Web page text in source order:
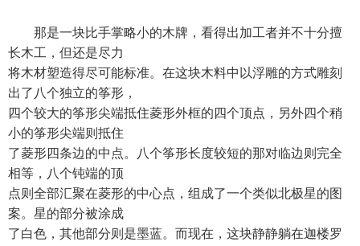
那是一块比手掌略小的木牌，看得出加工者并不十分擅
长木工，但还是尽力
将木材塑造得尽可能标准。在这块木料中以浮雕的方式雕刻
出了八个独立的筝形，
四个较大的筝形尖端抵住菱形外框的四个顶点，另外四个稍
小的筝形尖端则抵住
了菱形四条边的中点。八个筝形长度较短的那对临边则完全
相等，八个钝端的顶
点则全部汇聚在菱形的中心点，组成了一个类似北极星的图
案。星的部分被涂成
了白色，其他部分则是墨蓝。而现在，这块静静躺在迦楼罗